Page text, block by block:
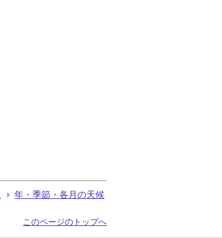
年・季節・各月の天候
このページのトップへ